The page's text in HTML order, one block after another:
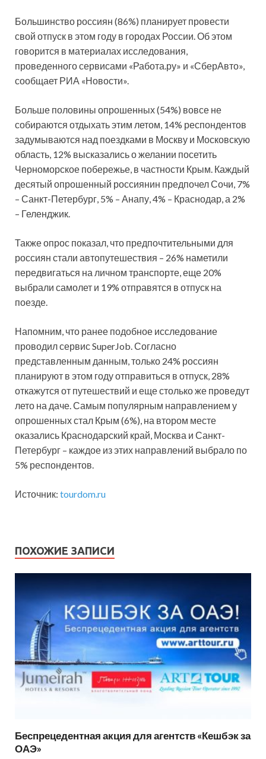
Большинство россиян (86%) планирует провести
свой отпуск в этом году в городах России. Об этом
говорится в материалах исследования,
проведенного сервисами «Работа.ру» и «СберАвто»,
сообщает РИА «Новости».
Больше половины опрошенных (54%) вовсе не
собираются отдыхать этим летом, 14% респондентов
задумываются над поездками в Москву и Московскую
область, 12% высказались о желании посетить
Черноморское побережье, в частности Крым. Каждый
десятый опрошенный россиянин предпочел Сочи, 7%
– Санкт-Петербург, 5% – Анапу, 4% – Краснодар, а 2%
– Геленджик.
Также опрос показал, что предпочтительными для
россиян стали автопутешествия – 26% наметили
передвигаться на личном транспорте, еще 20%
выбрали самолет и 19% отправятся в отпуск на
поезде.
Напомним, что ранее подобное исследование
проводил сервис SuperJob. Согласно
представленным данным, только 24% россиян
планируют в этом году отправиться в отпуск, 28%
откажутся от путешествий и еще столько же проведут
лето на даче. Самым популярным направлением у
опрошенных стал Крым (6%), на втором месте
оказались Краснодарский край, Москва и Санкт-
Петербург – каждое из этих направлений выбрало по
5% респондентов.
Источник: tourdom.ru
ПОХОЖИЕ ЗАПИСИ
Беспрецедентная акция для агентств «Кешбэк за
ОАЭ»